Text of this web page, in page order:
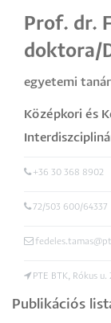
Prof. dr.
doktora/
egyetemi tanár
Középkori és
+36 30 368 8902
72/503 600/64337
PTE BTK, Rókus
Publikációs